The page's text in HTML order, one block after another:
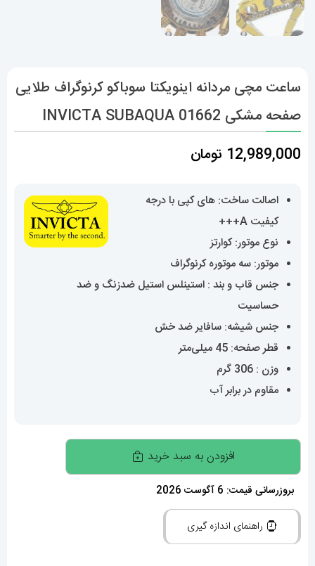
ساعت مچی مردانه اینویکتا سوباکو کرنوگراف طلایی
صفحه مشکی INVICTA SUBAQUA 01662
12,989,000 تومان
اصالت ساخت: های کپی با درجه
کیفیت A+++
نوع موتور: کوارتز
موتور: سه موتوره کرنوگراف
جنس قاب و بند : استینلس استیل ضدزنگ و ضد
حساسیت
جنس شیشه: سافایر ضد خش
قطر صفحه: 45 میلی‌متر
وزن : 306 گرم
مقاوم در برابر آب
ساعت
مچی
مردانه
اینویکتا
سوباکو
افزودن به سبد خرید
بروزرسانی قیمت: 6 آگوست 2026
راهنمای اندازه گیری